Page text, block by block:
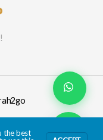
the best